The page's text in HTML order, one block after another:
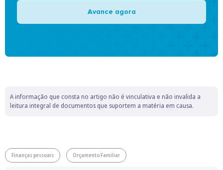
Avance agora
A informação que consta no artigo não é vinculativa e não invalida a
leitura integral de documentos que suportem a matéria em causa.
Finanças pessoais Orçamento Familiar